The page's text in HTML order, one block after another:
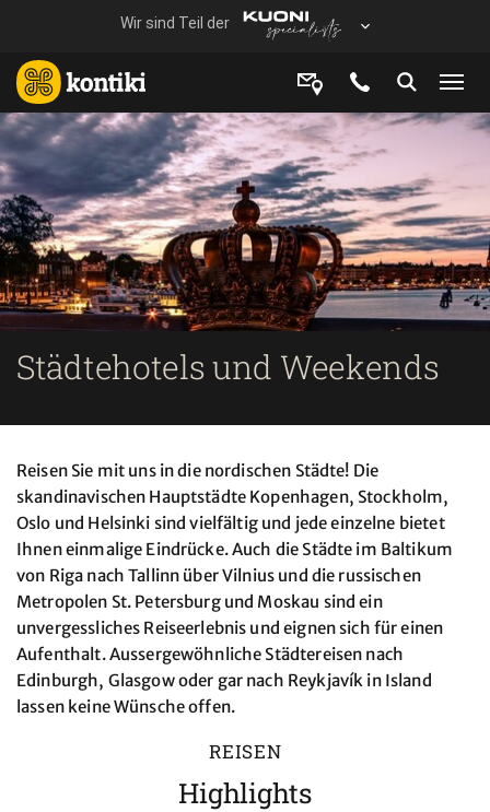
Städtehotels und Weekends
Reisen Sie mit uns in die nordischen Städte! Die
skandinavischen Hauptstädte Kopenhagen, Stockholm,
Oslo und Helsinki sind vielfältig und jede einzelne bietet
Ihnen einmalige Eindrücke. Auch die Städte im Baltikum
von Riga nach Tallinn über Vilnius und die russischen
Metropolen St. Petersburg und Moskau sind ein
unvergessliches Reiseerlebnis und eignen sich für einen
Aufenthalt. Aussergewöhnliche Städtereisen nach
Edinburgh, Glasgow oder gar nach Reykjavík in Island
lassen keine Wünsche offen.
REISEN
Highlights